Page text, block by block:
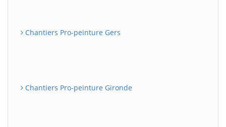
Chantiers Pro-peinture Gers
Chantiers Pro-peinture Gironde